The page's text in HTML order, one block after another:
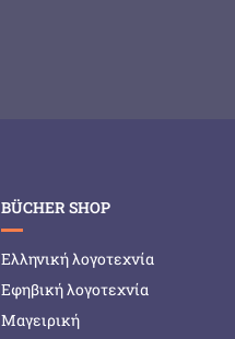
BÜCHER SHOP
Ελληνική λογοτεχνία
Εφηβική λογοτεχνία
Μαγειρική